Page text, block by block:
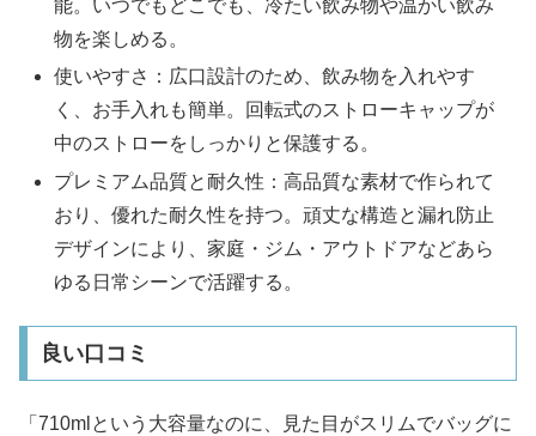
能。いつでもどこでも、冷たい飲み物や温かい飲み
物を楽しめる。
使いやすさ：広口設計のため、飲み物を入れやす
く、お手入れも簡単。回転式のストローキャップが
中のストローをしっかりと保護する。
プレミアム品質と耐久性：高品質な素材で作られて
おり、優れた耐久性を持つ。頑丈な構造と漏れ防止
デザインにより、家庭・ジム・アウトドアなどあら
ゆる日常シーンで活躍する。
良い口コミ
「710mlという大容量なのに、見た目がスリムでバッグに